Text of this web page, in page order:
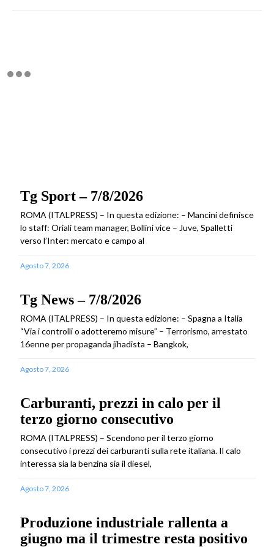
Tg Sport – 7/8/2026
ROMA (ITALPRESS) – In questa edizione: – Mancini definisce
lo staff: Oriali team manager, Bollini vice – Juve, Spalletti
verso l’Inter: mercato e campo al
Agosto 7, 2026
Tg News – 7/8/2026
ROMA (ITALPRESS) – In questa edizione: – Spagna a Italia
“Via i controlli o adotteremo misure” – Terrorismo, arrestato
16enne per propaganda jihadista – Bangkok,
Agosto 7, 2026
Carburanti, prezzi in calo per il
terzo giorno consecutivo
ROMA (ITALPRESS) – Scendono per il terzo giorno
consecutivo i prezzi dei carburanti sulla rete italiana. Il calo
interessa sia la benzina sia il diesel,
Agosto 7, 2026
Produzione industriale rallenta a
giugno ma il trimestre resta positivo